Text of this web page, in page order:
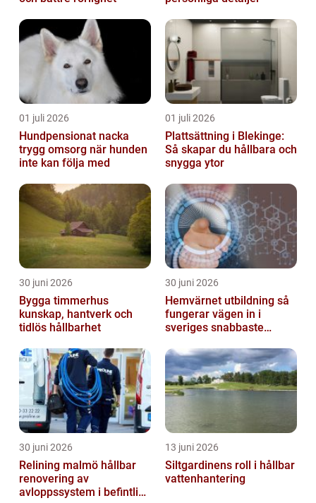
01 juli 2026
Hundpensionat nacka
trygg omsorg när hunden
inte kan följa med
01 juli 2026
Plattsättning i Blekinge:
Så skapar du hållbara och
snygga ytor
30 juni 2026
Bygga timmerhus
kunskap, hantverk och
tidlös hållbarhet
30 juni 2026
Hemvärnet utbildning så
fungerar vägen in i
sveriges snabbaste
30 juni 2026
Relining malmö hållbar
renovering av
avloppssystem i befintliga
13 juni 2026
Siltgardinens roll i hållbar
vattenhantering